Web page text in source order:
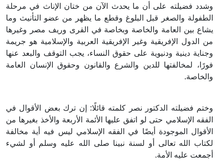
وشدد فضيلته على أن ما يحدث الآن من ختان الإناث في مرحلة
الطفولة والصغر قبل البلوغ وقطع ما يظهر من عضو التأنيث وما
يشاع بين العامة والخاصة وبخاصة في القرى وريف مصر وغيرها
من الدول الإفريقية وغير الإفريقية العربية والإسلامية هو جريمة
وجناية دينية ودنيوية على حقوق النساء، يجب التوقف والبعد عنها
فورًا، لمخالفتها للدين والشرع والقانون وحقوق الإنسان العامة
والخاصة.
وختم فضيلته الدكتور نصر كلمته قائلًا: إن ترك بعض الأقوال في
الفقه الإسلامي حتى لو اتفق عليها الأئمة الأربعة والأخذ بغيرها من
الأقوال الموجودة أيضًا في الفقه الإسلامي ليس فيه أية مخالفة
لكتاب الله تعالى أو لسنة نبينا صلى الله عليه وسلم أو لشيء
أجمعت عليه الأمة.